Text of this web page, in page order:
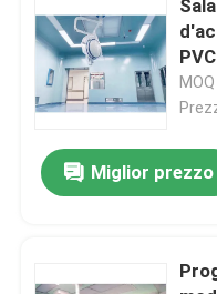
Miglior prezzo